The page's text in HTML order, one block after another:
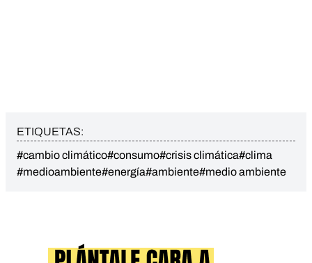
ETIQUETAS:
#cambio climático#consumo#crisis climática#clima
#medioambiente#energía#ambiente#medio ambiente